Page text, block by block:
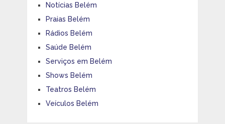
Notícias Belém
Praias Belém
Rádios Belém
Saúde Belém
Serviços em Belém
Shows Belém
Teatros Belém
Veículos Belém